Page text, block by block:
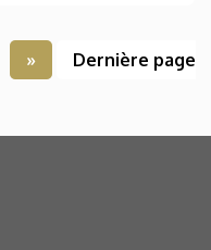
»
Dernière page